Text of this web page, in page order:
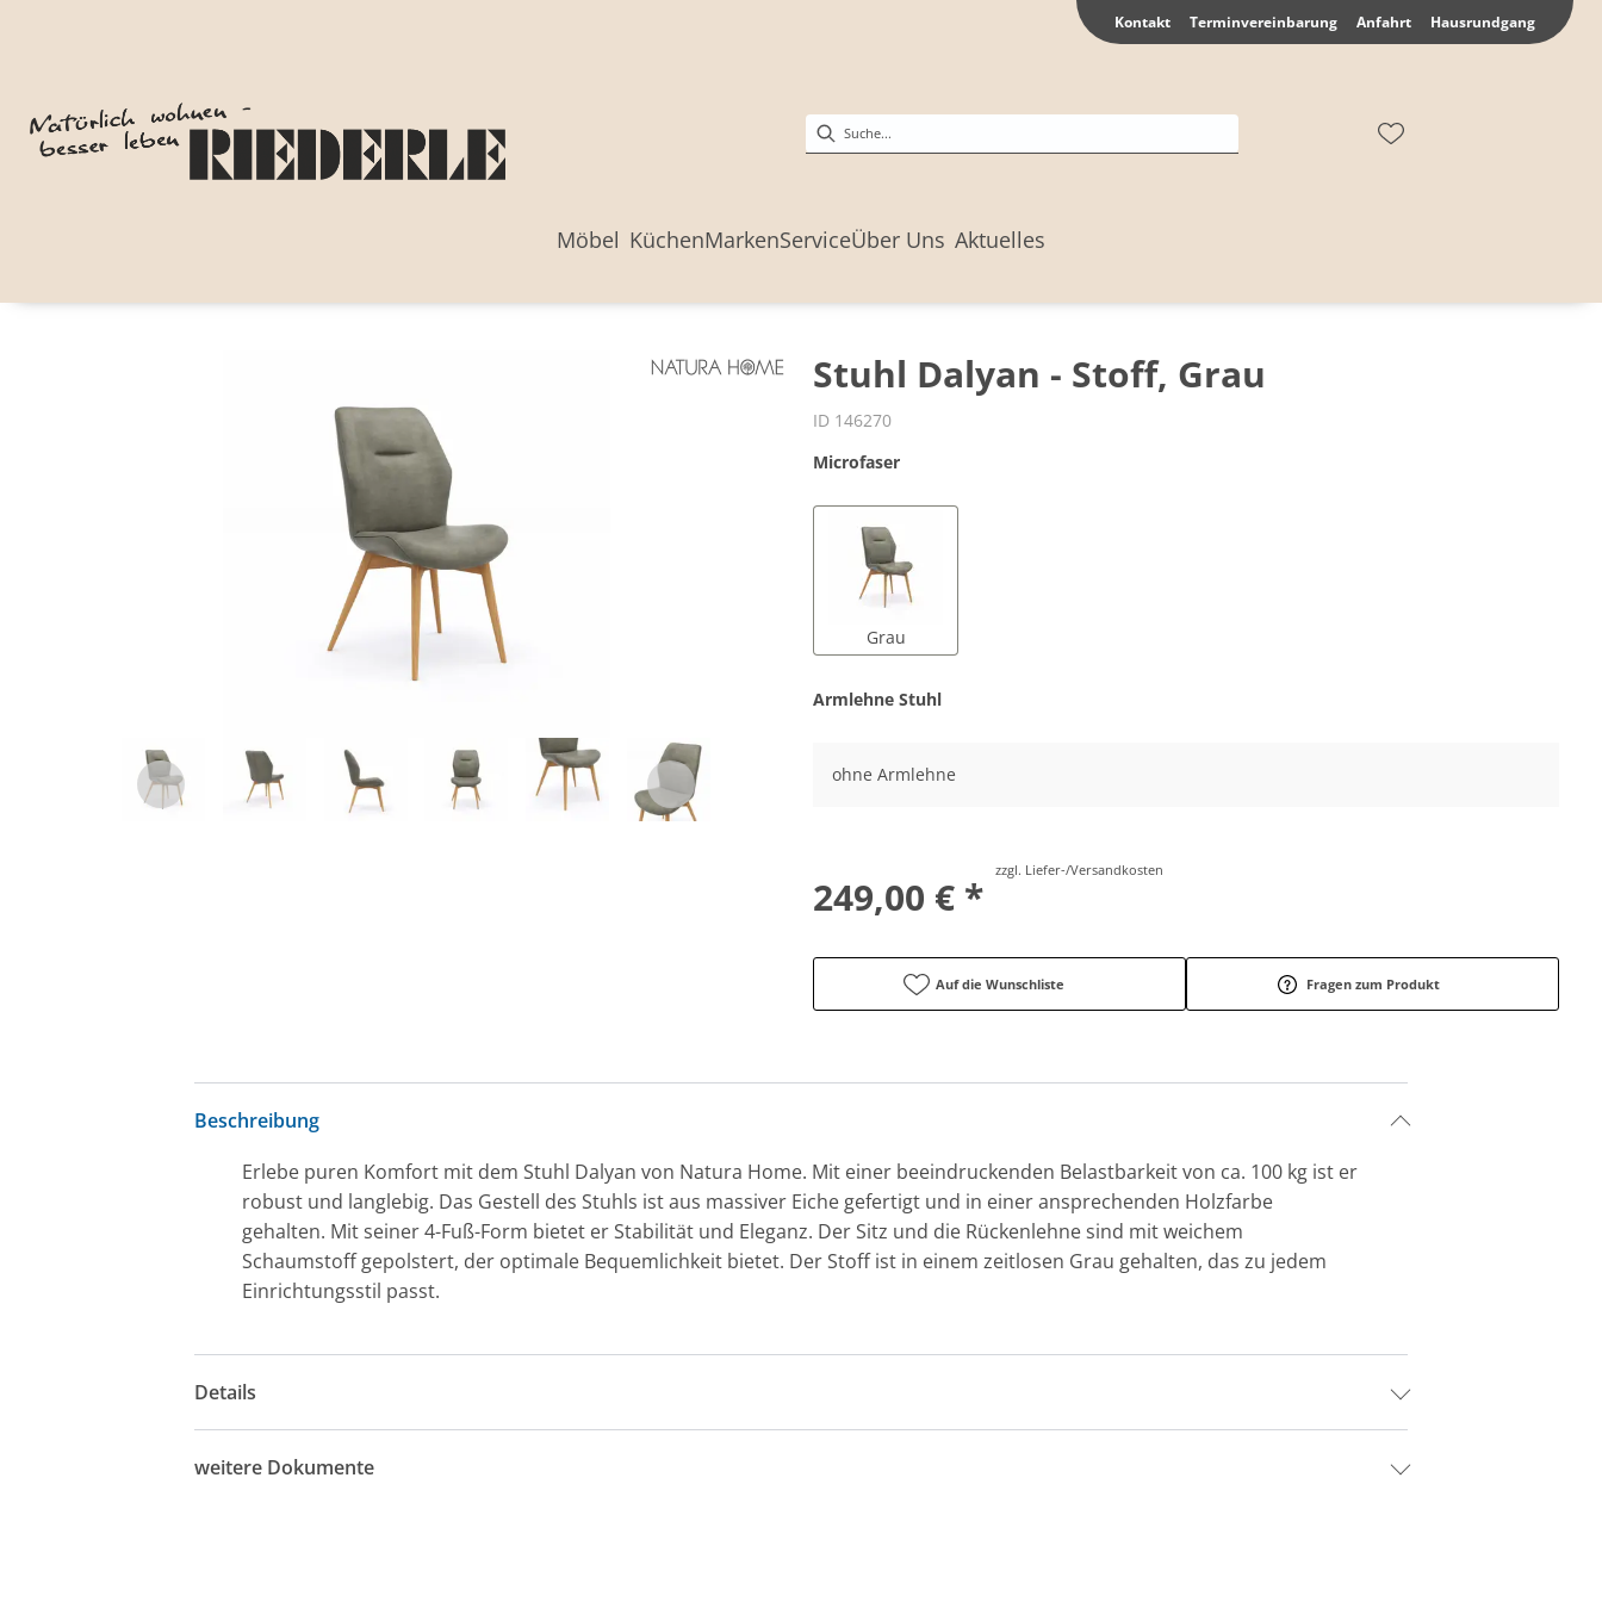
Kontakt Terminvereinbarung Anfahrt Hausrundgang
Möbel KüchenMarkenServiceÜber Uns Aktuelles
Stuhl Dalyan - Stoff, Grau
ID 146270
Microfaser
Grau
Armlehne Stuhl
ohne Armlehne
249,00 € *
zzgl. Liefer-/Versandkosten
Auf die Wunschliste Fragen zum Produkt
Beschreibung
Erlebe puren Komfort mit dem Stuhl Dalyan von Natura Home. Mit einer beeindruckenden Belastbarkeit von ca. 100 kg ist er
robust und langlebig. Das Gestell des Stuhls ist aus massiver Eiche gefertigt und in einer ansprechenden Holzfarbe
gehalten. Mit seiner 4-Fuß-Form bietet er Stabilität und Eleganz. Der Sitz und die Rückenlehne sind mit weichem
Schaumstoff gepolstert, der optimale Bequemlichkeit bietet. Der Stoff ist in einem zeitlosen Grau gehalten, das zu jedem
Einrichtungsstil passt.
Details
weitere Dokumente